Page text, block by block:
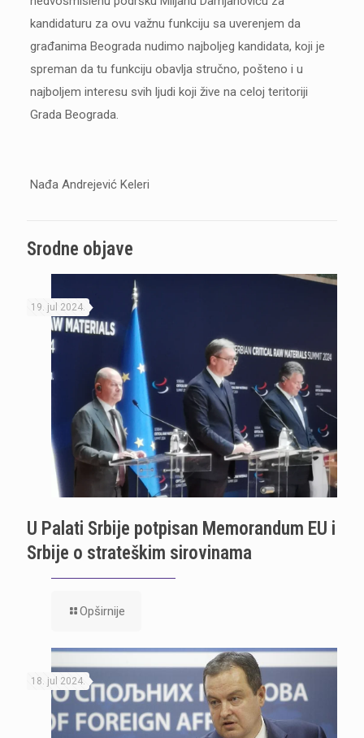
kandidaturu za ovu važnu funkciju sa uverenjem da
građanima Beograda nudimo najboljeg kandidata, koji je
spreman da tu funkciju obavlja stručno, pošteno i u
najboljem interesu svih ljudi koji žive na celoj teritoriji
Grada Beograda.
Nađa Andrejević Keleri
Srodne objave
19. jul 2024.
U Palati Srbije potpisan Memorandum EU i
Srbije o strateškim sirovinama
Opširnije
18. jul 2024.